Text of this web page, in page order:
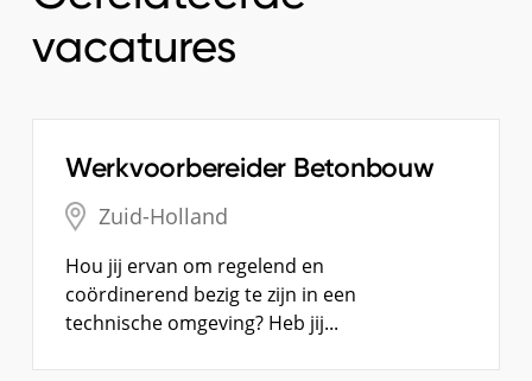
vacatures
Werkvoorbereider Betonbouw
Zuid-Holland
Hou jij ervan om regelend en
coördinerend bezig te zijn in een
technische omgeving? Heb jij...